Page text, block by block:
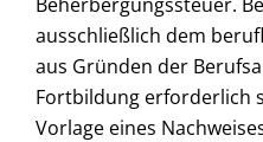
ausschließlich dem
aus Gründen der
Fortbildung erforderlich
Vorlage eines